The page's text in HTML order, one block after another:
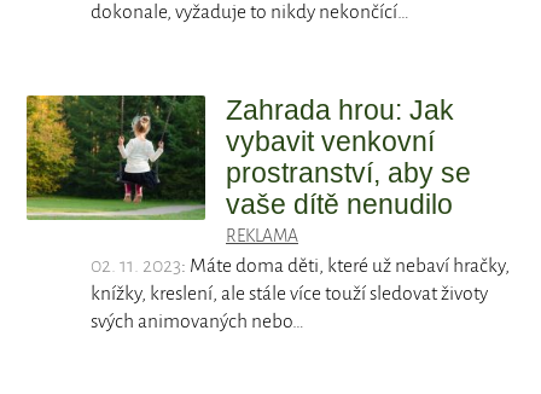
dokonale, vyžaduje to nikdy nekončící…
Zahrada hrou: Jak
vybavit venkovní
prostranství, aby se
vaše dítě nenudilo
REKLAMA
02. 11. 2023: Máte doma děti, které už nebaví hračky,
knížky, kreslení, ale stále více touží sledovat životy
svých animovaných nebo…